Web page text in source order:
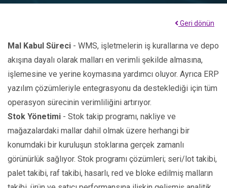
Geri dönün
Mal Kabul Süreci - WMS, işletmelerin iş kurallarına ve depo
akışına dayalı olarak malları en verimli şekilde almasına,
işlemesine ve yerine koymasına yardımcı oluyor. Ayrıca ERP
yazılım çözümleriyle entegrasyonu da desteklediği için tüm
operasyon sürecinin verimliliğini artırıyor.
Stok Yönetimi - Stok takip programı, nakliye ve
mağazalardaki mallar dahil olmak üzere herhangi bir
konumdaki bir kuruluşun stoklarına gerçek zamanlı
görünürlük sağlıyor. Stok programı çözümleri; seri/lot takibi,
palet takibi, raf takibi, hasarlı, red ve bloke edilmiş malların